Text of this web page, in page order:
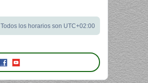
Todos los horarios son UTC+02:00